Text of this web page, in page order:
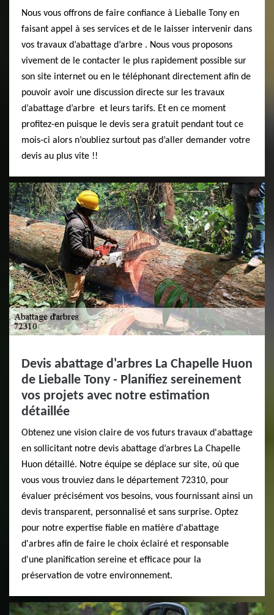
Nous vous offrons de faire confiance à Lieballe Tony en
faisant appel à ses services et de le laisser intervenir dans
vos travaux d’abattage d’arbre . Nous vous proposons
vivement de le contacter le plus rapidement possible sur
son site internet ou en le téléphonant directement afin de
pouvoir avoir une discussion directe sur les travaux
d’abattage d’arbre et leurs tarifs. Et en ce moment
profitez-en puisque le devis sera gratuit pendant tout ce
mois-ci alors n’oubliez surtout pas d’aller demander votre
devis au plus vite !!
Devis abattage d'arbres La Chapelle Huon
de Lieballe Tony - Planifiez sereinement
vos projets avec notre estimation
détaillée
Obtenez une vision claire de vos futurs travaux d'abattage
en sollicitant notre devis abattage d’arbres La Chapelle
Huon détaillé. Notre équipe se déplace sur site, où que
vous vous trouviez dans le département 72310, pour
évaluer précisément vos besoins, vous fournissant ainsi un
devis transparent, personnalisé et sans surprise. Optez
pour notre expertise fiable en matière d'abattage
d'arbres afin de faire le choix éclairé et responsable
d'une planification sereine et efficace pour la
préservation de votre environnement.